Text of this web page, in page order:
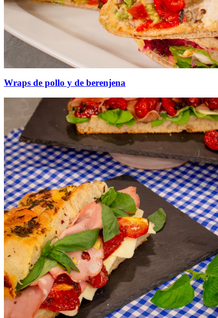
Wraps de pollo y de berenjena